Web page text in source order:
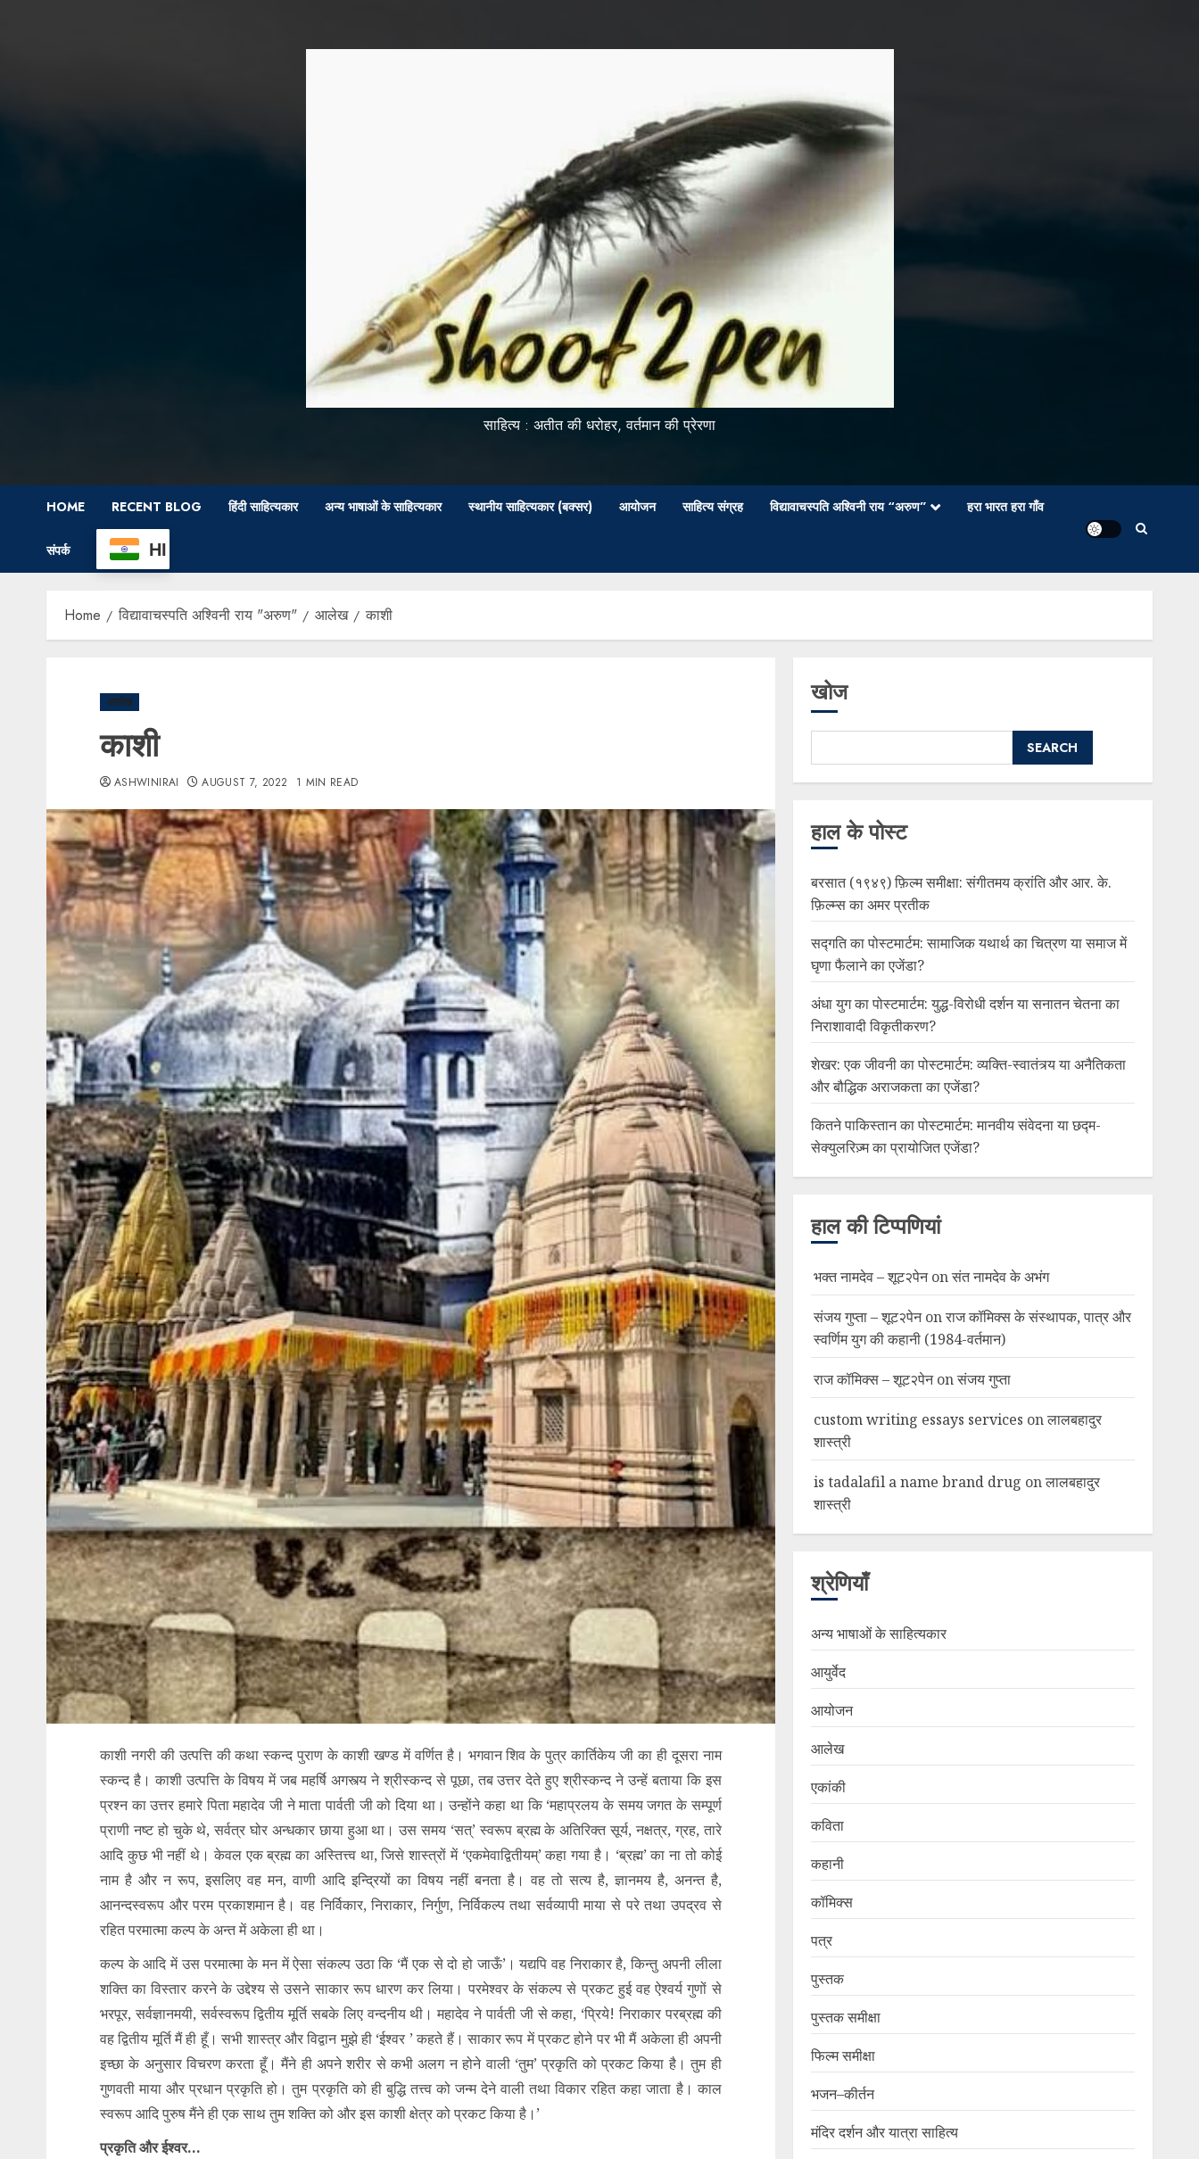
साहित्य : अतीत की धरोहर, वर्तमान की प्रेरणा
HOME RECENT BLOG हिंदी साहित्यकार अन्य भाषाओं के साहित्यकार स्थानीय साहित्यकार (बक्सर) आयोजन साहित्य संग्रह विद्यावाचस्पति अश्विनी राय “अरुण” हरा भारत हरा गाँव
संपर्क HI
Home विद्यावाचस्पति अश्विनी राय "अरुण" आलेख काशी
आलेख
काशी
ASHWINIRAI AUGUST 7, 2022 1 MIN READ
काशी नगरी की उत्पत्ति की कथा स्कन्द पुराण के काशी खण्ड में वर्णित है। भगवान शिव के पुत्र कार्तिकेय जी का ही दूसरा नाम
स्कन्द है। काशी उत्पत्ति के विषय में जब महर्षि अगस्त्य ने श्रीस्कन्द से पूछा, तब उत्तर देते हुए श्रीस्कन्द ने उन्हें बताया कि इस
प्रश्न का उत्तर हमारे पिता महादेव जी ने माता पार्वती जी को दिया था। उन्होंने कहा था कि ‘महाप्रलय के समय जगत के सम्पूर्ण
प्राणी नष्ट हो चुके थे, सर्वत्र घोर अन्धकार छाया हुआ था। उस समय ‘सत्’ स्वरूप ब्रह्म के अतिरिक्त सूर्य, नक्षत्र, ग्रह, तारे
आदि कुछ भी नहीं थे। केवल एक ब्रह्म का अस्तित्त्व था, जिसे शास्त्रों में ‘एकमेवाद्वितीयम्’ कहा गया है। ‘ब्रह्म’ का ना तो कोई
नाम है और न रूप, इसलिए वह मन, वाणी आदि इन्द्रियों का विषय नहीं बनता है। वह तो सत्य है, ज्ञानमय है, अनन्त है,
आनन्दस्वरूप और परम प्रकाशमान है। वह निर्विकार, निराकार, निर्गुण, निर्विकल्प तथा सर्वव्यापी माया से परे तथा उपद्रव से
रहित परमात्मा कल्प के अन्त में अकेला ही था।
कल्प के आदि में उस परमात्मा के मन में ऐसा संकल्प उठा कि ‘मैं एक से दो हो जाऊँ’। यद्यपि वह निराकार है, किन्तु अपनी लीला
शक्ति का विस्तार करने के उद्देश्य से उसने साकार रूप धारण कर लिया। परमेश्वर के संकल्प से प्रकट हुई वह ऐश्वर्य गुणों से
भरपूर, सर्वज्ञानमयी, सर्वस्वरूप द्वितीय मूर्ति सबके लिए वन्दनीय थी। महादेव ने पार्वती जी से कहा, ‘प्रिये! निराकार परब्रह्म की
वह द्वितीय मूर्ति मैं ही हूँ। सभी शास्त्र और विद्वान मुझे ही ‘ईश्वर ’ कहते हैं। साकार रूप में प्रकट होने पर भी मैं अकेला ही अपनी
इच्छा के अनुसार विचरण करता हूँ। मैंने ही अपने शरीर से कभी अलग न होने वाली ‘तुम’ प्रकृति को प्रकट किया है। तुम ही
गुणवती माया और प्रधान प्रकृति हो। तुम प्रकृति को ही बुद्धि तत्त्व को जन्म देने वाली तथा विकार रहित कहा जाता है। काल
स्वरूप आदि पुरुष मैंने ही एक साथ तुम शक्ति को और इस काशी क्षेत्र को प्रकट किया है।’
प्रकृति और ईश्वर…
खोज
SEARCH
हाल के पोस्ट
बरसात (१९४९) फ़िल्म समीक्षा: संगीतमय क्रांति और आर. के.
फ़िल्म्स का अमर प्रतीक
सद्गति का पोस्टमार्टम: सामाजिक यथार्थ का चित्रण या समाज में
घृणा फैलाने का एजेंडा?
अंधा युग का पोस्टमार्टम: युद्ध-विरोधी दर्शन या सनातन चेतना का
निराशावादी विकृतीकरण?
शेखर: एक जीवनी का पोस्टमार्टम: व्यक्ति-स्वातंत्र्य या अनैतिकता
और बौद्धिक अराजकता का एजेंडा?
कितने पाकिस्तान का पोस्टमार्टम: मानवीय संवेदना या छद्म-
सेक्युलरिज़्म का प्रायोजित एजेंडा?
हाल की टिप्पणियां
भक्त नामदेव – शूट२पेनonसंत नामदेव के अभंग
संजय गुप्ता – शूट२पेनonराज कॉमिक्स के संस्थापक, पात्र और
स्वर्णिम युग की कहानी (1984-वर्तमान)
राज कॉमिक्स – शूट२पेनonसंजय गुप्ता
custom writing essays services onलालबहादुर
शास्त्री
is tadalafil a name brand drug onलालबहादुर
शास्त्री
श्रेणियाँ
अन्य भाषाओं के साहित्यकार
आयुर्वेद
आयोजन
आलेख
एकांकी
कविता
कहानी
कॉमिक्स
पत्र
पुस्तक
पुस्तक समीक्षा
फिल्म समीक्षा
भजन–कीर्तन
मंदिर दर्शन और यात्रा साहित्य